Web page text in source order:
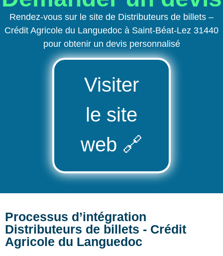
Rendez-vous sur le site de Distributeurs de billets –
Crédit Agricole du Languedoc à Saint-Béat-Lez 31440
pour obtenir un devis personnalisé
Visiter
le site
web 🔗
Processus d’intégration
Distributeurs de billets - Crédit
Agricole du Languedoc